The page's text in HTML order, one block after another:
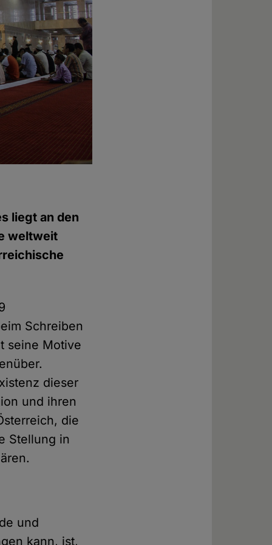
liegt an den
weltweit
Schreiben
seine Motive
dieser
und ihren
die
Stellung in
und
kann, ist,